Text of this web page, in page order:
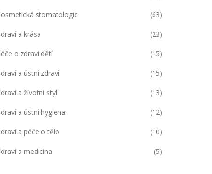
stomatologie (63)
a krása (23)
o zdraví dětí (15)
a ústní zdraví (15)
a životní styl (13)
a ústní hygiena (12)
a péče o tělo (10)
a medicína (5)